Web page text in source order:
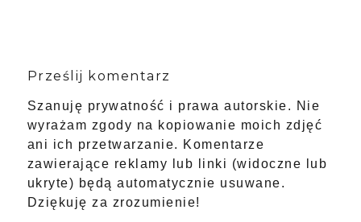
Prześlij komentarz
Szanuję prywatność i prawa autorskie. Nie
wyrażam zgody na kopiowanie moich zdjęć
ani ich przetwarzanie. Komentarze
zawierające reklamy lub linki (widoczne lub
ukryte) będą automatycznie usuwane.
Dziękuję za zrozumienie!